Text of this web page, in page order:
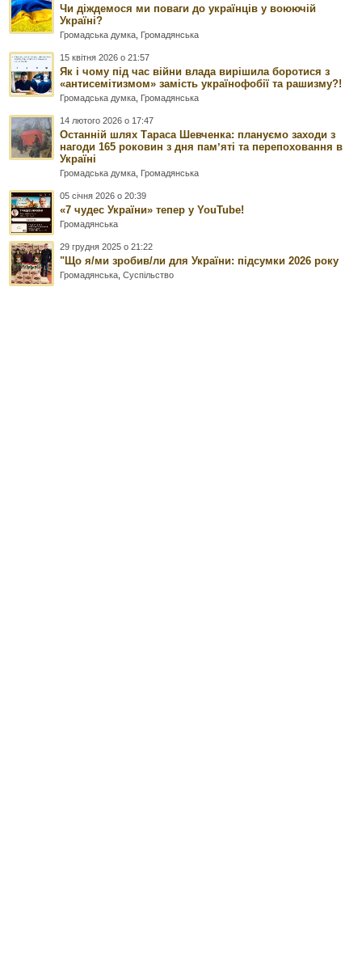
Чи діждемося ми поваги до українців у воюючій
Україні?
Громадська думка Громадянська
15 квітня 2026 о 21:57
Як і чому під час війни влада вирішила боротися з
«антисемітизмом» замість українофобії та рашизму?!
Громадська думка Громадянська
14 лютого 2026 о 17:47
Останній шлях Тараса Шевченка: плануємо заходи з
нагоди 165 роковин з дня памʼяті та перепоховання в
Україні
Громадська думка Громадянська
05 січня 2026 о 20:39
«7 чудес України» тепер у YouTube!
Громадянська
29 грудня 2025 о 21:22
"Що я/ми зробив/ли для України: підсумки 2026 року
Громадянська ,Суспільство